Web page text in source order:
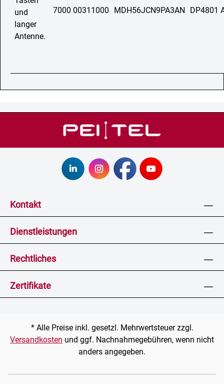
7000 00311000 MDH56JCN9PA3AN DP4801
Kontakt
Dienstleistungen
Rechtliches
Zertifikate
* Alle Preise inkl. gesetzl. Mehrwertsteuer zzgl.
Versandkosten und ggf. Nachnahmegebühren, wenn nicht
anders angegeben.